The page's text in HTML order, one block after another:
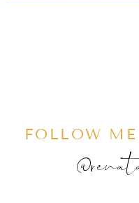
FOLLOW